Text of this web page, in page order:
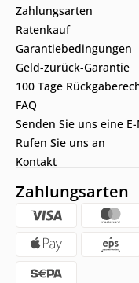
Zahlungsarten
Ratenkauf
Garantiebedingungen
Geld-zurück-Garantie
100 Tage
FAQ
Senden Sie uns eine
Rufen Sie uns an
Kontakt
Zahlungsarten